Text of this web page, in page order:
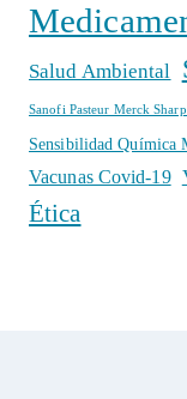
Salud Ambiental
Sanofi Pasteur Merck
Sensibilidad Química
Vacunas Covid-19
Ética